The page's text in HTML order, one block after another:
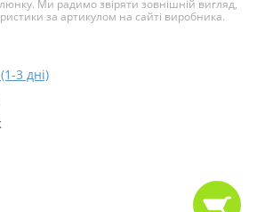
Ми радимо звіряти зовнішній вигляд,
за артикулом на сайті виробника.
3 дні)